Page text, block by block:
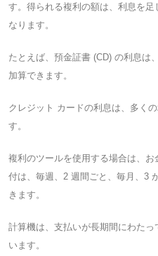
す。得られる複利の額は、利息を足
なります。
たとえば、預金証書 (CD) の利息は
加算できます。
クレジット カードの利息は、多く
す。
複利のツールを使用する場合は、
付は、毎週、2 週間ごと、毎月、3
きます。
計算機は、支払いが長期間にわた
います。